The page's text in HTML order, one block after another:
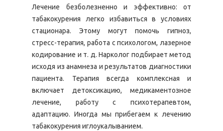
Лечение безболезненно и эффективно: от
табакокурения легко избавиться в условиях
стационара. Этому могут помочь гипноз,
стресс-терапия, работа с психологом, лазерное
кодирование и т. д. Нарколог подбирает метод
исходя из анамнеза и результатов диагностики
пациента. Терапия всегда комплексная и
включает детоксикацию, медикаментозное
лечение, работу с психотерапевтом,
адаптацию. Иногда мы прибегаем к лечению
табакокурения иглоукалыванием.